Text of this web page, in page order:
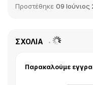
Προστέθηκε 09 Ιούνιος
ΣΧΌΛΙΑ
Παρακαλούμε